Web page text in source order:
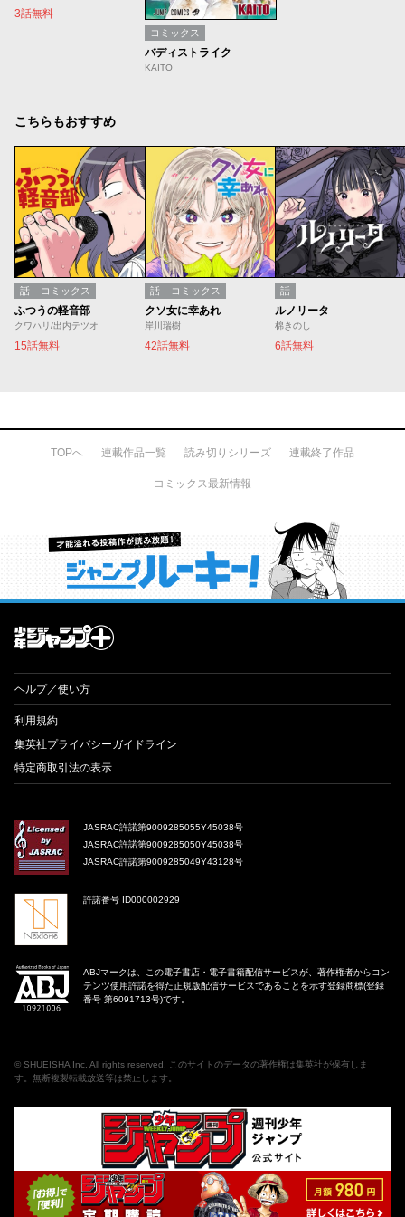
3話無料
コミックス
バディストライク
KAITO
こちらもおすすめ
話 コミックス
ふつうの軽音部
クワハリ/出内テツオ
15話無料
話 コミックス
クソ女に幸あれ
岸川瑞樹
42話無料
話
ルノリータ
棉きのし
6話無料
TOPへ 連載作品一覧 読み切りシリーズ 連載終了作品
コミックス最新情報
才能溢れる投稿作が読み放題！ ジャンプルーキー！
ヘルプ／使い方
利用規約
集英社プライバシーガイドライン
特定商取引法の表示
JASRAC許諾第9009285055Y45038号
JASRAC許諾第9009285050Y45038号
JASRAC許諾第9009285049Y43128号
許諾番号 ID000002929
ABJマークは、この電子書店・電子書籍配信サービスが、著作権者からコン
テンツ使用許諾を得た正規版配信サービスであることを示す登録商標(登録
番号 第6091713号)です。
© SHUEISHA Inc . All rights reserved. このサイトのデータの著作権は集英社が保有しま
す。無断複製転載放送等は禁止します。